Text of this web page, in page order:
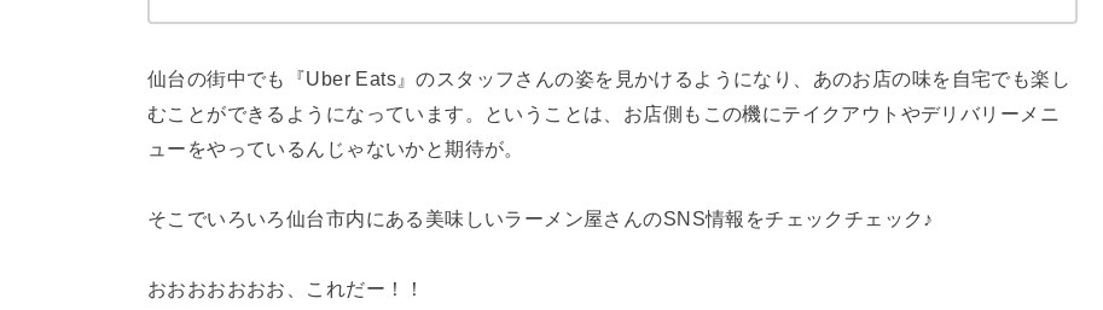
仙台の街中でも『Uber Eats』のスタッフさんの姿を見かけるようになり、あのお店の味を自宅でも楽し
むことができるようになっています。ということは、お店側もこの機にテイクアウトやデリバリーメニ
ューをやっているんじゃないかと期待が。
そこでいろいろ仙台市内にある美味しいラーメン屋さんのSNS情報をチェックチェック♪
おおおおおおお、これだー！！